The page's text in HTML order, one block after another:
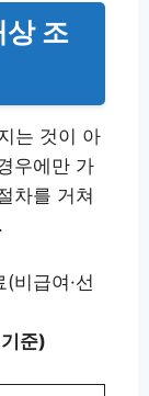
상 조
는 것이 아
우에만 가
차를 거쳐
비급여·선
준)